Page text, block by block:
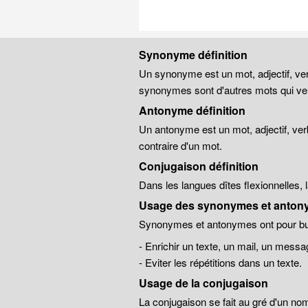
Synonyme définition
Un synonyme est un mot, adjectif,
synonymes sont d'autres mots qui
Antonyme définition
Un antonyme est un mot, adjectif,
contraire d'un mot.
Conjugaison définition
Dans les langues dîtes
Usage des synonymes et
Synonymes et antonymes ont pour
- Enrichir un texte, un mail, un
- Eviter les répétitions dans un texte.
Usage de la conjugaison
La conjugaison se fait au gré d'un